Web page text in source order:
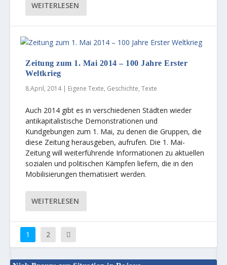
WEITERLESEN
Zeitung zum 1. Mai 2014 – 100 Jahre Erster
Weltkrieg
8.April, 2014| Eigene Texte, Geschichte,Texte
Auch 2014 gibt es in verschiedenen Städten wieder
antikapitalistische Demonstrationen und
Kundgebungen zum 1. Mai, zu denen die Gruppen, die
diese Zeitung herausgeben, aufrufen. Die 1. Mai-
Zeitung will weiterführende Informationen zu aktuellen
sozialen und politischen Kämpfen liefern, die in den
Mobilisierungen thematisiert werden.
WEITERLESEN
1 2